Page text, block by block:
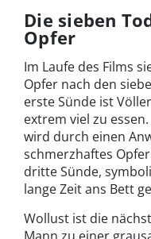
Die sieben
Opfer
Im Laufe des Films
Opfer nach den
erste Sünde ist
extrem viel zu
wird durch einen
schmerzhaftes
dritte Sünde,
lange Zeit ans Bett
Wollust ist die